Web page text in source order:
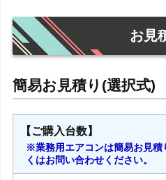
お見
【ご購入台数】
※業務用エアコンは簡易お見積
くはお問い合わせください。